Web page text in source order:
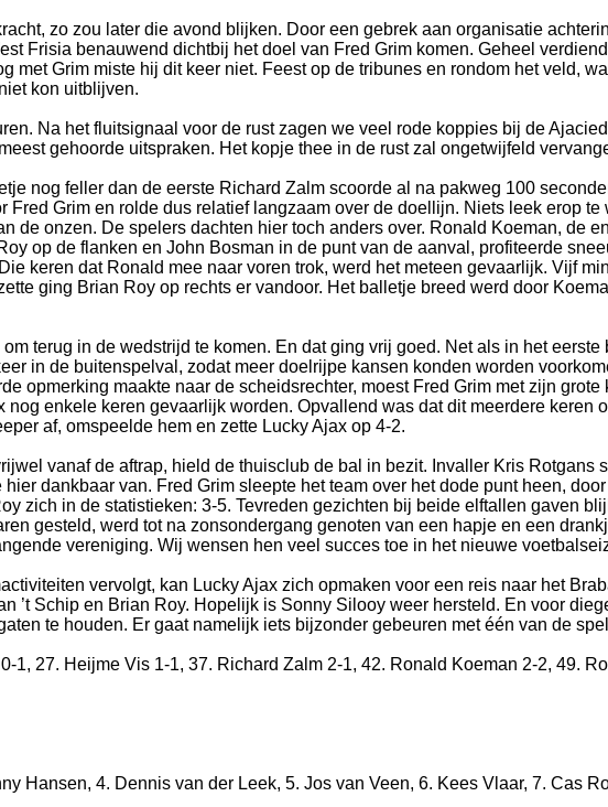
zo zou later die avond blijken. Door een gebrek aan organisatie
Frisia benauwend dichtbij het doel van Fred Grim komen. Geheel
met Grim miste hij dit keer niet. Feest op de tribunes en rondom het veld,
kon uitblijven.
Na het fluitsignaal voor de rust zagen we veel rode koppies bij de
gehoorde uitspraken. Het kopje thee in de rust zal ongetwijfeld
nog feller dan de eerste Richard Zalm scoorde al na pakweg 100
Fred Grim en rolde dus relatief langzaam over de doellijn. Niets leek erop
de onzen. De spelers dachten hier toch anders over. Ronald Koeman, de
op de flanken en John Bosman in de punt van de aanval, profiteerde
keren dat Ronald mee naar voren trok, werd het meteen gevaarlijk. Vijf
ging Brian Roy op rechts er vandoor. Het balletje breed werd door
terug in de wedstrijd te komen. En dat ging vrij goed. Net als in het
in de buitenspelval, zodat meer doelrijpe kansen konden worden
opmerking maakte naar de scheidsrechter, moest Fred Grim met zijn
enkele keren gevaarlijk worden. Opvallend was dat dit meerdere
af, omspeelde hem en zette Lucky Ajax op 4-2.
vanaf de aftrap, hield de thuisclub de bal in bezit. Invaller Kris
dankbaar van. Fred Grim sleepte het team over het dode punt heen,
zich in de statistieken: 3-5. Tevreden gezichten bij beide elftallen gaven
gesteld, werd tot na zonsondergang genoten van een hapje en een
vereniging. Wij wensen hen veel succes toe in het nieuwe
vervolgt, kan Lucky Ajax zich opmaken voor een reis naar het
’t Schip en Brian Roy. Hopelijk is Sonny Silooy weer hersteld. En voor
te houden. Er gaat namelijk iets bijzonder gebeuren met één van de
1, 27. Heijme Vis 1-1, 37. Richard Zalm 2-1, 42. Ronald Koeman 2-2, 49.
Hansen, 4. Dennis van der Leek, 5. Jos van Veen, 6. Kees Vlaar, 7. Cas